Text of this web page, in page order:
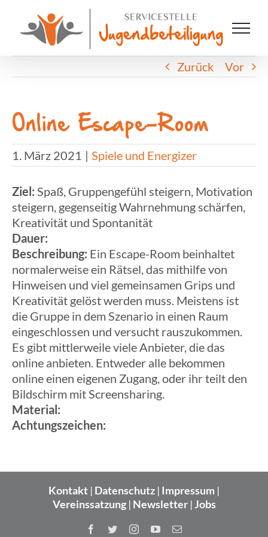
Inhalt
springen
Zurück
Vor
Online Escape-Room
1. März 2021 | Spiele und Energizer
Ziel: Spaß, Grup­pen­ge­fühl stei­gern, Moti­va­tion
stei­gern, gegen­sei­tig Wahr­neh­mung schär­fen,
Krea­ti­vi­tät und Spontanität
Dauer:
Beschrei­bung: Ein Escape-Room beinhal­tet
norma­ler­weise ein Rätsel, das mithilfe von
Hinwei­sen und viel gemein­sa­men Grips und
Krea­ti­vi­tät gelöst werden muss. Meis­tens ist
die Gruppe in dem Szena­rio in einen Raum
einge­schlos­sen und versucht raus­zu­kom­men.
Es gibt mitt­ler­weile viele Anbie­ter, die das
online anbie­ten. Entwe­der alle bekom­men
online einen eigenen Zugang, oder ihr teilt den
Bild­schirm mit Screensharing.
Mate­rial:
Achtungs­zei­chen:
Kontakt | Datenschutz | Impressum |
Vereinssatzung| Newsletter|Jobs
Facebook
TwitterInstagramYouTube
E-